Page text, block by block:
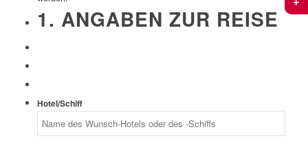
1. ANGABEN ZUR REISE
Hotel/Schiff